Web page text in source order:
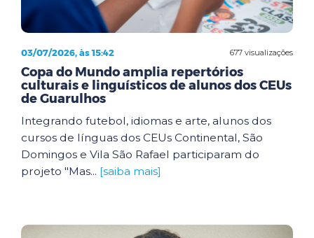
677 visualizações
03/07/2026, às 15:42
Copa do Mundo amplia repertórios
culturais e linguísticos de alunos dos CEUs
de Guarulhos
Integrando futebol, idiomas e arte, alunos dos
cursos de línguas dos CEUs Continental, São
Domingos e Vila São Rafael participaram do
projeto "Mas... [saiba mais]